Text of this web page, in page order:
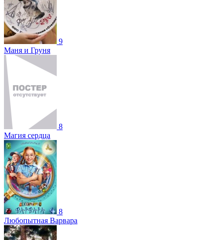
9
Маня и Груня
8
Магия сердца
8
Любопытная Варвара